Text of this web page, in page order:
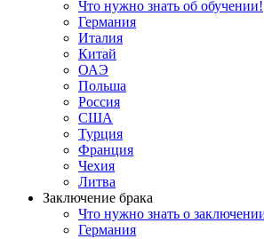
Что нужно знать об обучении!
Германия
Италия
Китай
ОАЭ
Польша
Россия
США
Турция
Франция
Чехия
Литва
Заключение брака
Что нужно знать о
Германия